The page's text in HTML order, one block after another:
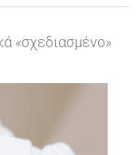
«σχεδιασμένο»